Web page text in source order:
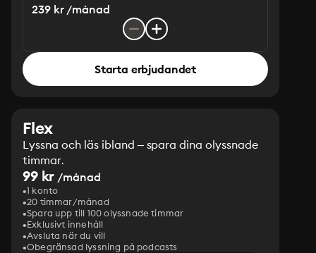
239 kr /månad
Starta erbjudandet
Flex
Lyssna och läs ibland – spara dina olyssnade
timmar.
99 kr /månad
1 konto
20 timmar/månad
Spara upp till 100 olyssnade timmar
Exklusivt innehåll
Avsluta när du vill
Obegränsad lyssning på podcasts